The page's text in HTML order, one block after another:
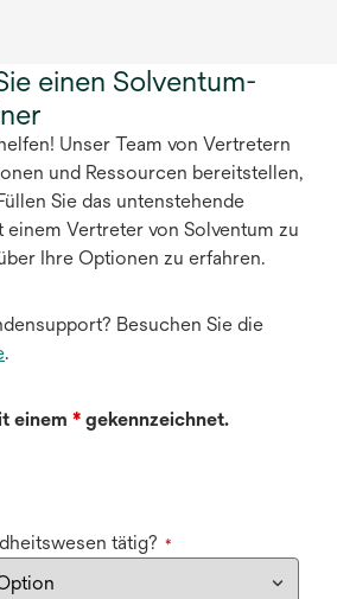
einen Solventum-
Unser Team von Vertretern
und Ressourcen bereitstellen,
Sie das untenstehende
einem Vertreter von Solventum zu
Ihre Optionen zu erfahren.
Besuchen Sie die
.
einem * gekennzeichnet.
tätig? *